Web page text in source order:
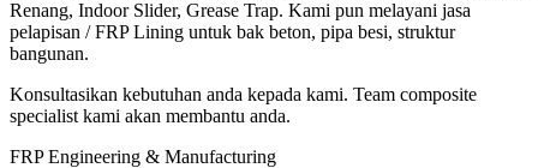
Renang, Indoor Slider, Grease Trap. Kami pun melayani jasa
pelapisan / FRP Lining untuk bak beton, pipa besi, struktur
bangunan.
Konsultasikan kebutuhan anda kepada kami. Team composite
specialist kami akan membantu anda.
FRP Engineering & Manufacturing